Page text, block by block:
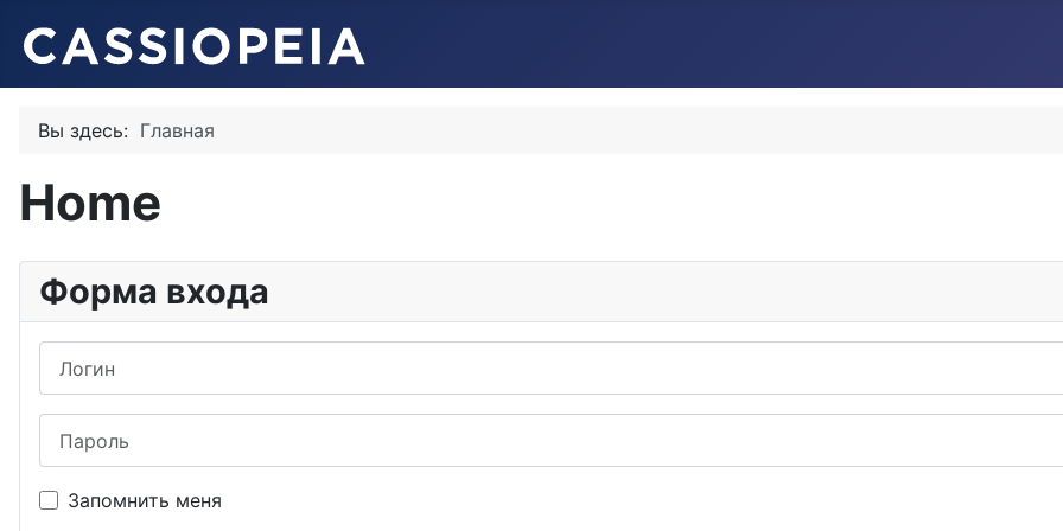
Вы здесь: Главная
Home
Форма входа
Запомнить меня